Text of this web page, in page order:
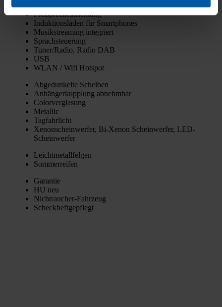
Blue­tooth
Frei­sprech­ein­rich­tung
Induk­ti­ons­la­den für Smart­phones
Musik­strea­ming inte­griert
Sprach­steue­rung
Tuner/Radio, Radio DAB
USB
WLAN / Wifi Hot­spot
Abge­dun­kel­te Schei­ben
Anhän­ger­kupp­lung abnehm­bar
Color­ver­gla­sung
Metal­lic
Tag­fahr­licht
Xenon­schein­wer­fer, Bi-Xenon Schein­wer­fer, LED-
Schein­wer­fer
Leicht­me­tall­fel­gen
Som­mer­rei­fen
Garan­tie
HU neu
Nicht­rau­cher-Fahr­zeug
Scheck­heft­ge­pflegt